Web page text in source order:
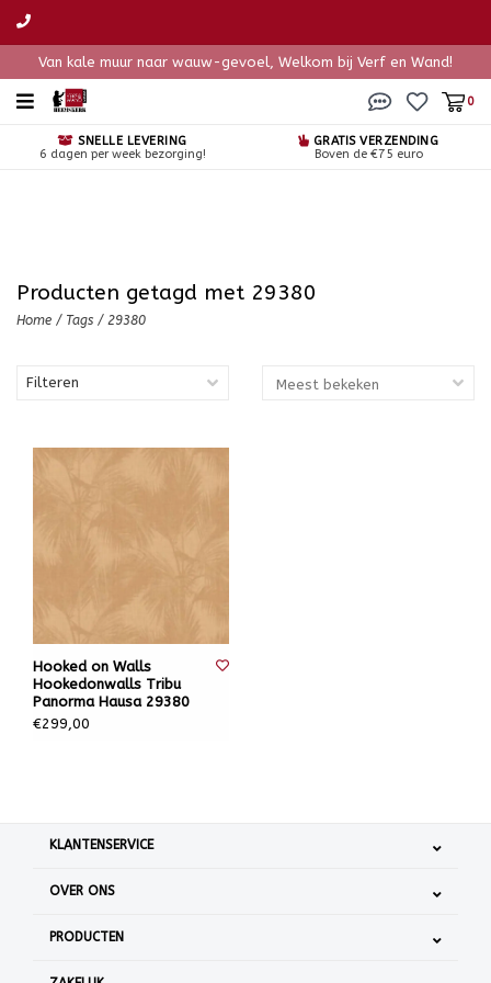
Van kale muur naar wauw-gevoel, Welkom bij Verf en Wand!
0
SNELLE LEVERING
6 dagen per week bezorging!
GRATIS VERZENDING
Boven de €75 euro
Producten getagd met 29380
Home / Tags / 29380
Filteren
Hooked on Walls
Hookedonwalls Tribu
Panorma Hausa 29380
€299,00
KLANTENSERVICE
OVER ONS
PRODUCTEN